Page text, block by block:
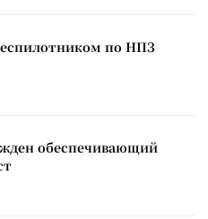
по НПЗ
обеспечивающий